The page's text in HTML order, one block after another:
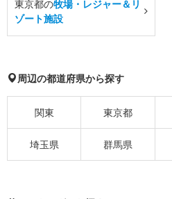
東京都の牧場・レジャー＆リ
ゾート施設
周辺の都道府県から探す
関東 東京都
埼玉県 群馬県